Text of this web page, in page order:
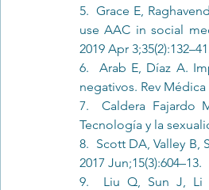
5.  Grace E,
use AAC in social
2019 Apr
6.  Arab E, Díaz A.
negativos. Rev Médica
7.  Caldera Fajardo
Tecnología y la
8.  Scott DA, Valley
2017 Jun;15(3):604–13.
9.  Liu Q, Sun J, Li